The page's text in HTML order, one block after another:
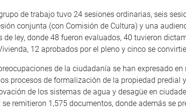
de trabajo tuvo 24 sesiones ordinarias, seis
conjunta (con Comisión de Cultura) y una
ley, donde 48 fueron evaluados, 40 tuvieron
12 aprobados por el pleno y cinco se
de la ciudadanía se han expresado
procesos de formalización de la propiedad predial
de los sistemas de agua y desagüe en
remitieron 1,575 documentos, donde además se